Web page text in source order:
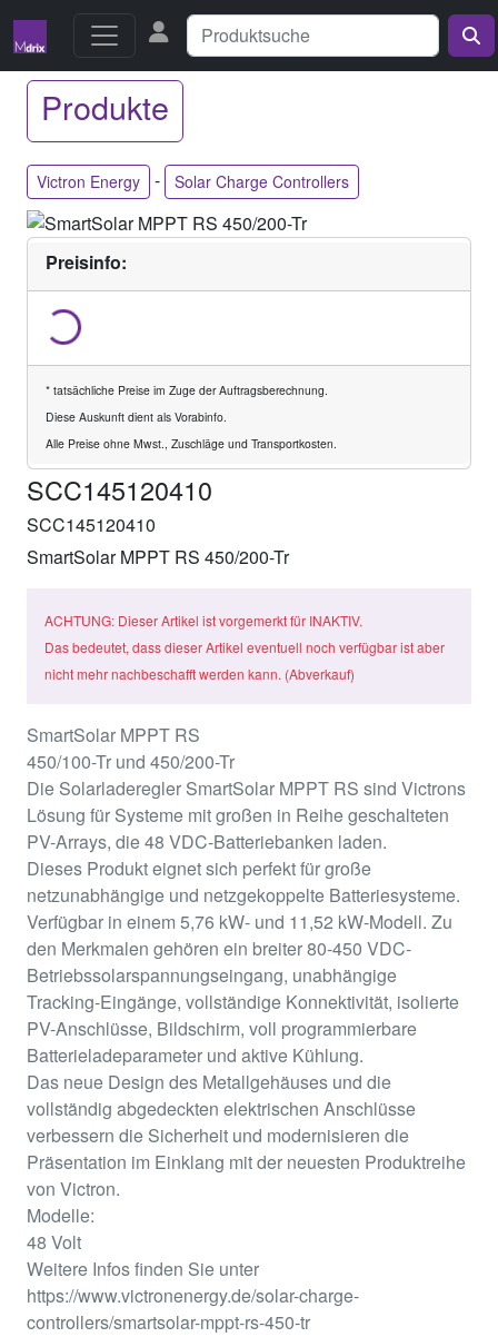
Produkte
Victron Energy - Solar Charge Controllers
Preisinfo:
* tatsächliche Preise im Zuge der Auftragsberechnung.
Diese Auskunft dient als Vorabinfo.
Alle Preise ohne Mwst., Zuschläge und Transportkosten.
SCC145120410
SCC145120410
SmartSolar MPPT RS 450/200-Tr
ACHTUNG: Dieser Artikel ist vorgemerkt für INAKTIV.
Das bedeutet, dass dieser Artikel eventuell noch verfügbar ist aber
nicht mehr nachbeschafft werden kann. (Abverkauf)
SmartSolar MPPT RS
450/100-Tr und 450/200-Tr
Die Solarladeregler SmartSolar MPPT RS sind Victrons
Lösung für Systeme mit großen in Reihe geschalteten
PV-Arrays, die 48 VDC-Batteriebanken laden.
Dieses Produkt eignet sich perfekt für große
netzunabhängige und netzgekoppelte Batteriesysteme.
Verfügbar in einem 5,76 kW- und 11,52 kW-Modell. Zu
den Merkmalen gehören ein breiter 80-450 VDC-
Betriebssolarspannungseingang, unabhängige
Tracking-Eingänge, vollständige Konnektivität, isolierte
PV-Anschlüsse, Bildschirm, voll programmierbare
Batterieladeparameter und aktive Kühlung.
Das neue Design des Metallgehäuses und die
vollständig abgedeckten elektrischen Anschlüsse
verbessern die Sicherheit und modernisieren die
Präsentation im Einklang mit der neuesten Produktreihe
von Victron.
Modelle:
48 Volt
Weitere Infos finden Sie unter
https://www.victronenergy.de/solar-charge-
controllers/smartsolar-mppt-rs-450-tr